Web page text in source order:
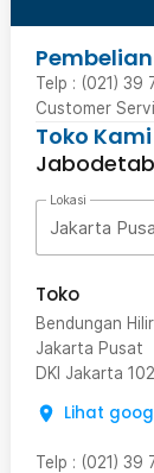
Telp : (021) 39
Customer
Toko Kami
Lokasi
Jakarta
Toko
Bendungan
Jakarta Pusat
DKI Jakarta
Lihat
Telp : (021) 39